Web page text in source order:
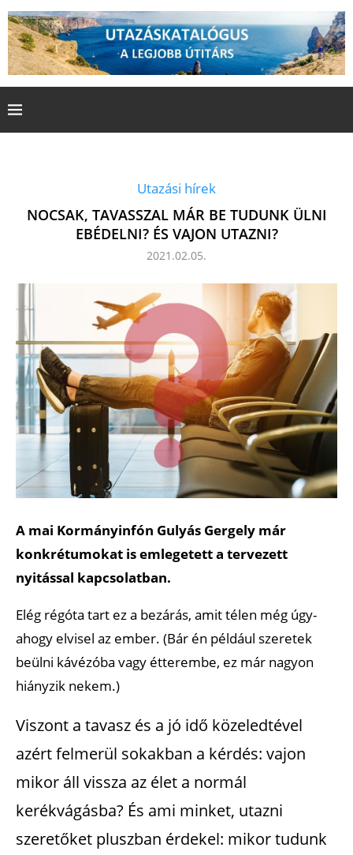
Utazási hírek
NOCSAK, TAVASSZAL MÁR BE TUDUNK ÜLNI
EBÉDELNI? ÉS VAJON UTAZNI?
2021.02.05.
A mai Kormányinfón Gulyás Gergely már
konkrétumokat is emlegetett a tervezett
nyitással kapcsolatban.
Elég régóta tart ez a bezárás, amit télen még úgy-
ahogy elvisel az ember. (Bár én például szeretek
beülni kávézóba vagy étterembe, ez már nagyon
hiányzik nekem.)
Viszont a tavasz és a jó idő közeledtével
azért felmerül sokakban a kérdés: vajon
mikor áll vissza az élet a normál
kerékvágásba? És ami minket, utazni
szeretőket pluszban érdekel: mikor tudunk